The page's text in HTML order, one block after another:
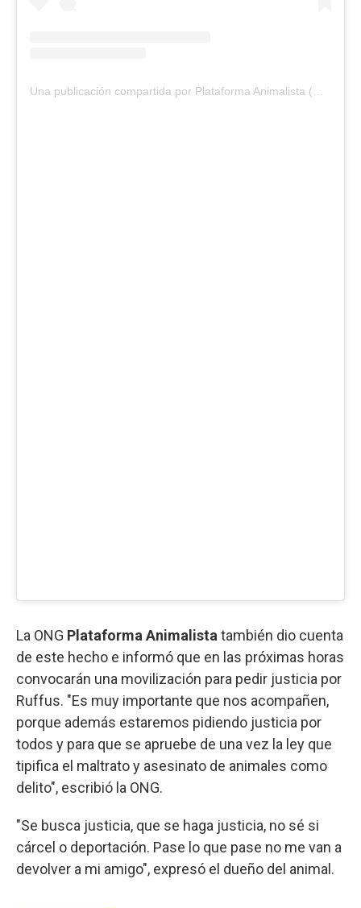
La ONG Plataforma Animalista también dio cuenta
de este hecho e informó que en las próximas horas
convocarán una movilización para pedir justicia por
Ruffus. "Es muy importante que nos acompañen,
porque además estaremos pidiendo justicia por
todos y para que se apruebe de una vez la ley que
tipifica el maltrato y asesinato de animales como
delito", escribió la ONG.
"Se busca justicia, que se haga justicia, no sé si
cárcel o deportación. Pase lo que pase no me van a
devolver a mi amigo", expresó el dueño del animal.